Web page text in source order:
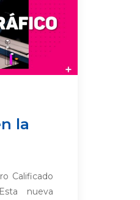
la
Calificado
nueva